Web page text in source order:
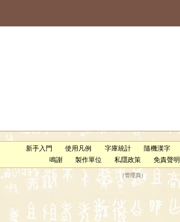
新手入門 使用凡例 字庫統計 隨機漢字
鳴謝
製作單位 私隱政策 免責聲明
（管理員 ）